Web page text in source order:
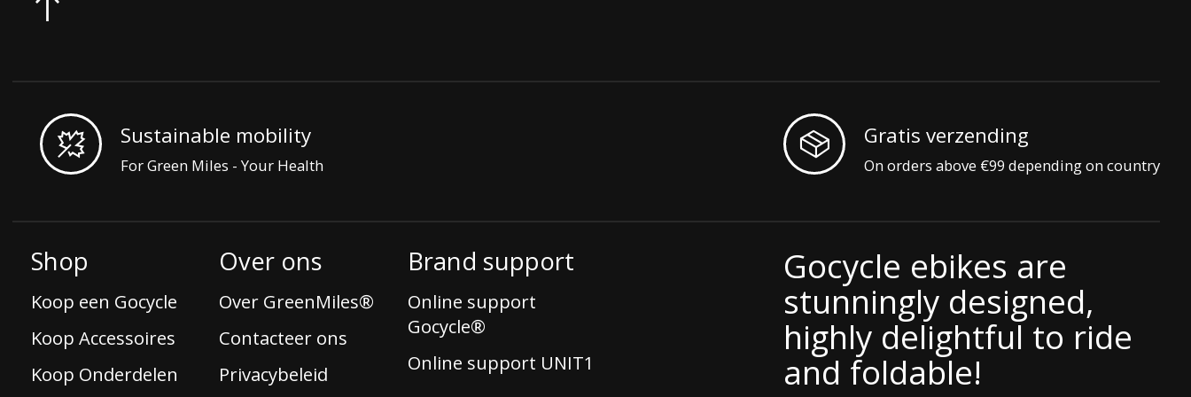
Sustainable mobility
For Green Miles - Your Health
Gratis verzending
On orders above €99 depending on country
Shop
Koop een Gocycle
Koop Accessoires
Koop Onderdelen
Over ons
Over GreenMiles®
Contacteer ons
Privacybeleid
Brand support
Online support
Gocycle®
Online support UNIT1
Gocycle ebikes are
stunningly designed,
highly delightful to ride
and foldable!